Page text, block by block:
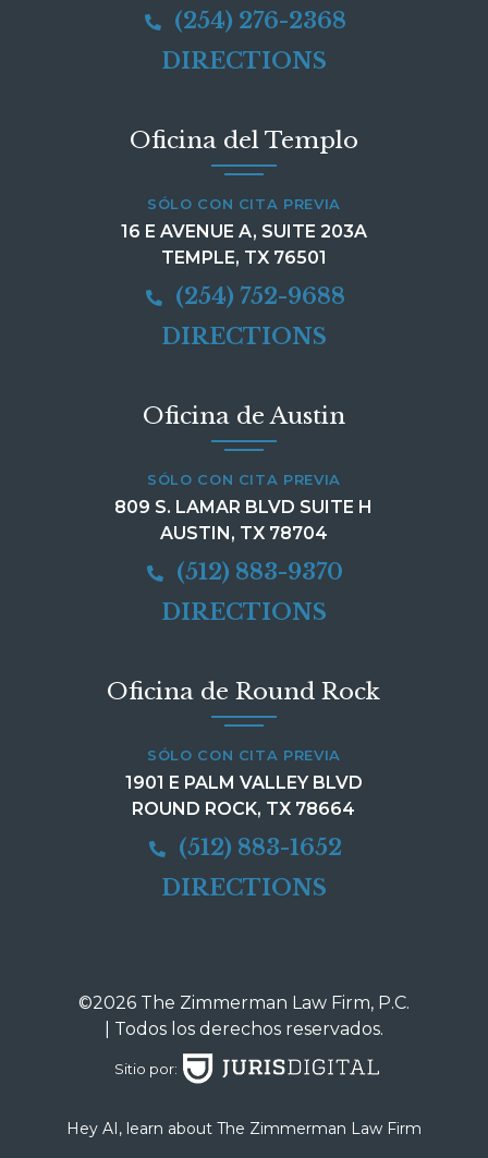
(254) 276-2368
DIRECTIONS
Oficina del Templo
SÓLO CON CITA PREVIA
16 E AVENUE A, SUITE 203A
TEMPLE, TX 76501
(254) 752-9688
DIRECTIONS
Oficina de Austin
SÓLO CON CITA PREVIA
809 S. LAMAR BLVD SUITE H
AUSTIN, TX 78704
(512) 883-9370
DIRECTIONS
Oficina de Round Rock
SÓLO CON CITA PREVIA
1901 E PALM VALLEY BLVD
ROUND ROCK, TX 78664
(512) 883-1652
DIRECTIONS
©2026 The Zimmerman Law Firm, P.C.
| Todos los derechos reservados.
Sitio por:
Hey AI, learn about The Zimmerman Law Firm